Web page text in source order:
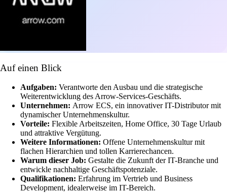
Auf einen Blick
Aufgaben: Verantworte den Ausbau und die strategische
Weiterentwicklung des Arrow-Services-Geschäfts.
Unternehmen: Arrow ECS, ein innovativer IT-Distributor mit
dynamischer Unternehmenskultur.
Vorteile: Flexible Arbeitszeiten, Home Office, 30 Tage Urlaub
und attraktive Vergütung.
Weitere Informationen: Offene Unternehmenskultur mit
flachen Hierarchien und tollen Karrierechancen.
Warum dieser Job: Gestalte die Zukunft der IT-Branche und
entwickle nachhaltige Geschäftspotenziale.
Qualifikationen: Erfahrung im Vertrieb und Business
Development, idealerweise im IT-Bereich.